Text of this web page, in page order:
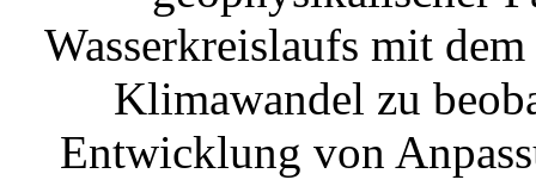
Wasserkreislaufs mit
Klimawandel zu
Entwicklung von